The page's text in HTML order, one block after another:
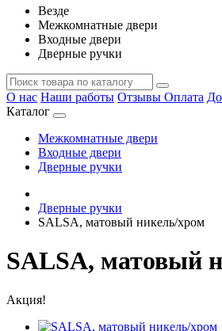
Везде
Межкомнатные двери
Входные двери
Дверные ручки
О нас Наши работы Отзывы Оплата
Каталог
Межкомнатные двери
Входные двери
Дверные ручки
Дверные ручки
SALSA, матовый никель/хром
SALSA, матовый
Акция!